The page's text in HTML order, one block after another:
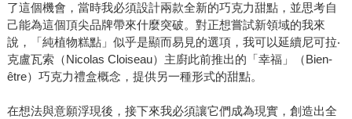
了這個機會，當時我必須設計兩款全新的巧克力甜點，並思考自
己能為這個頂尖品牌帶來什麼突破。對正想嘗試新領域的我來
說，「純植物糕點」似乎是顯而易見的選項，我可以延續尼可拉‧
克盧瓦索（Nicolas Cloiseau）主廚此前推出的「幸福」（Bien-
être）巧克力禮盒概念，提供另一種形式的甜點。
在想法與意願浮現後，接下來我必須讓它們成為現實，創造出全